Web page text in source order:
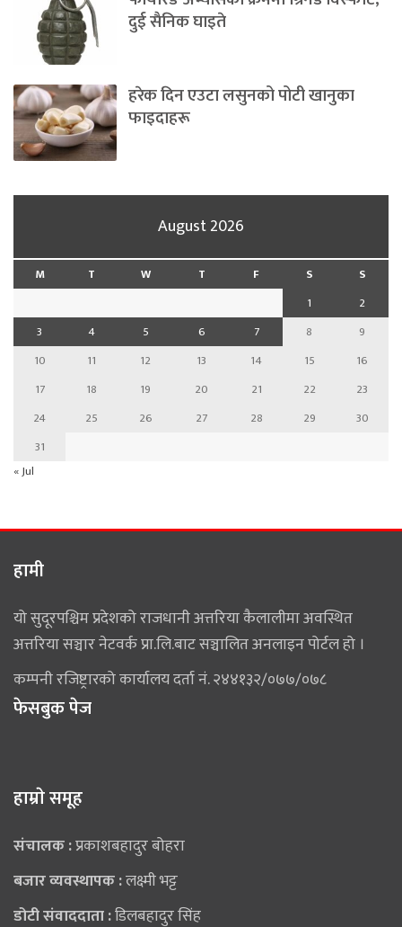
दुई सैनिक घाइते
हरेक दिन एउटा लसुनको पोटी खानुका
फाइदाहरू
August 2026
M T W T F S
S
1
2
3
4 5 6 7 8
9
10
11 12 13 14 15
16
17
18 19 20 21 22
23
24
25 26 27 28 29
30
31
« Jul
हामी
यो सुदूरपश्चिम प्रदेशको राजधानी अत्तरिया कैलालीमा अवस्थित
अत्तरिया सञ्चार नेटवर्क प्रा.लि.बाट सञ्चालित अनलाइन पोर्टल हो ।
कम्पनी रजिष्ट्रारको कार्यालय दर्ता नं. २४४१३२/०७७/०७८
फेसबुक पेज
हाम्राे समूह
संचालक :प्रकाशबहादुर बोहरा
बजार व्यवस्थापक :लक्ष्मी भट्ट
डोटी संवाददाता :डिलबहादुर सिंह